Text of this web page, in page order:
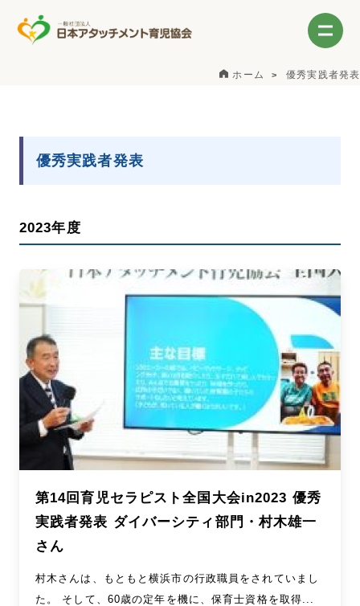
ホーム 優秀実践者発表
優秀実践者発表
2023年度
第14回育児セラピスト全国大会in2023 優秀
実践者発表 ダイバーシティ部門・村木雄一
さん
村木さんは、もともと横浜市の行政職員をされていまし
た。 そして、60歳の定年を機に、保育士資格を取得...